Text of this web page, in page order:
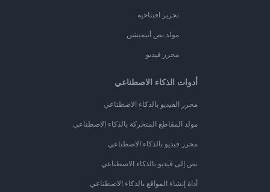
تحرير افتتاحية
مولد نص أنيميشن
محرر فيديو
أدوات الذكاء الاصطناعي
محرر الفيديو بالذكاء الاصطناعي
مولد المقاطع المتحركة بالذكاء الاصطناعي
محرر فيديو بالذكاء الاصطناعي
نص إلى فيديو بالذكاء الاصطناعي
أداة إنشاء المواقع بالذكاء الاصطناعي